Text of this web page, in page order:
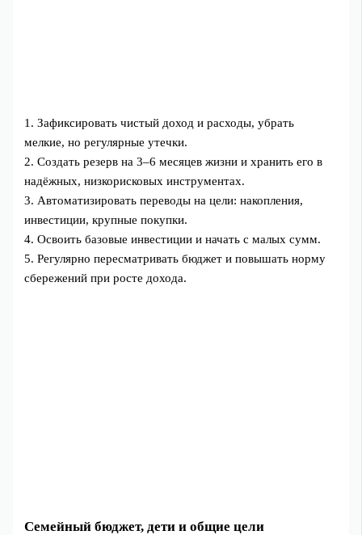
1. Зафиксировать чистый доход и расходы, убрать
мелкие, но регулярные утечки.
2. Создать резерв на 3–6 месяцев жизни и хранить его в
надёжных, низкорисковых инструментах.
3. Автоматизировать переводы на цели: накопления,
инвестиции, крупные покупки.
4. Освоить базовые инвестиции и начать с малых сумм.
5. Регулярно пересматривать бюджет и повышать норму
сбережений при росте дохода.
Семейный бюджет, дети и общие цели